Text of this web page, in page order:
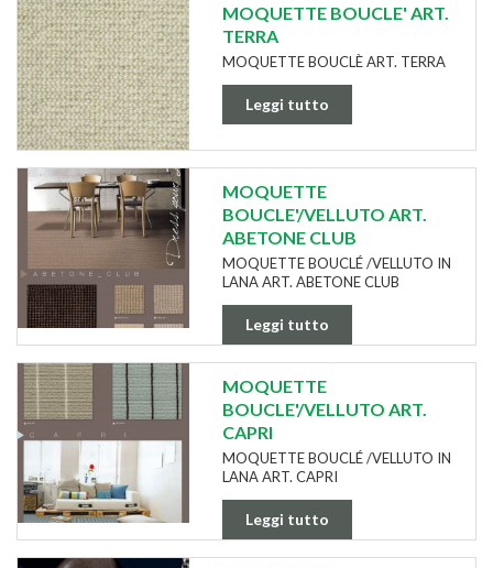
MOQUETTE BOUCLE' ART.
TERRA
MOQUETTE BOUCLÈ ART. TERRA
Leggi tutto
MOQUETTE
BOUCLE'/VELLUTO ART.
ABETONE CLUB
MOQUETTE BOUCLÉ /VELLUTO IN
LANA ART. ABETONE CLUB
Leggi tutto
MOQUETTE
BOUCLE'/VELLUTO ART.
CAPRI
MOQUETTE BOUCLÉ /VELLUTO IN
LANA ART. CAPRI
Leggi tutto